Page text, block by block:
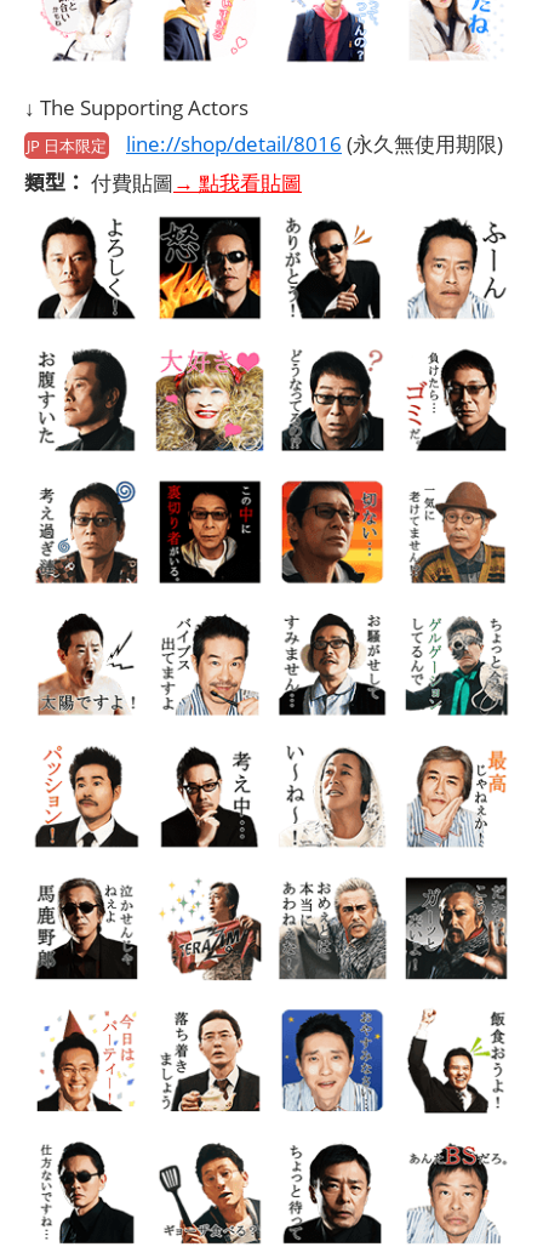
↓ The Supporting Actors
JP 日本限定 line://shop/detail/8016 (永久無使用期限)
類型： 付費貼圖→ 點我看貼圖